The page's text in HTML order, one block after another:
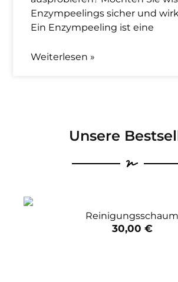
Enzympeelings sicher und
Ein Enzympeeling ist eine
Weiterlesen »
Unsere
Reinigungsschaum
30,00 €